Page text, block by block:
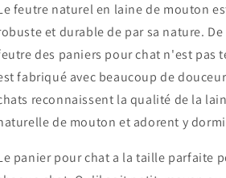
feutre naturel en laine de mouton
et durable de par sa nature.
des paniers pour chat n'est pas
fabriqué avec beaucoup de
reconnaissent la qualité de la
de mouton et adorent y
panier pour chat a la taille parfaite